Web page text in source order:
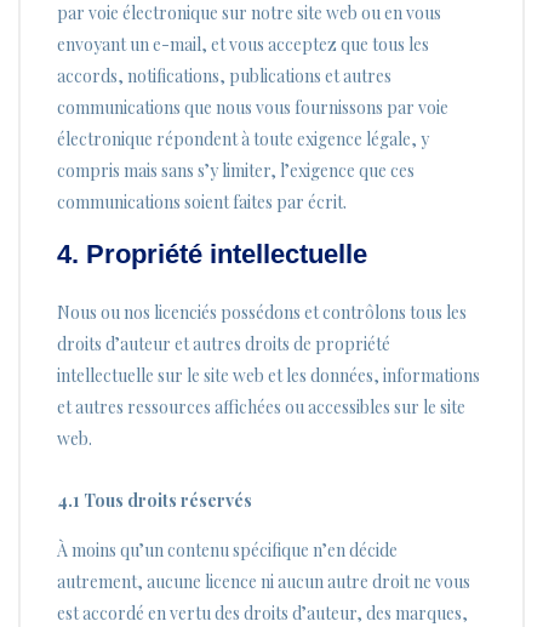
par voie électronique sur notre site web ou en vous
envoyant un e-mail, et vous acceptez que tous les
accords, notifications, publications et autres
communications que nous vous fournissons par voie
électronique répondent à toute exigence légale, y
compris mais sans s’y limiter, l’exigence que ces
communications soient faites par écrit.
4. Propriété intellectuelle
Nous ou nos licenciés possédons et contrôlons tous les
droits d’auteur et autres droits de propriété
intellectuelle sur le site web et les données, informations
et autres ressources affichées ou accessibles sur le site
web.
4.1 Tous droits réservés
À moins qu’un contenu spécifique n’en décide
autrement, aucune licence ni aucun autre droit ne vous
est accordé en vertu des droits d’auteur, des marques,